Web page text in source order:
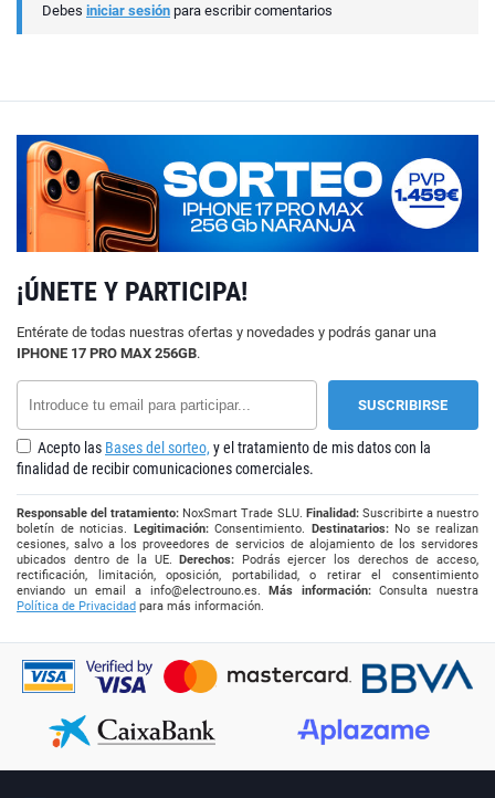
Debes iniciar sesión para escribir comentarios
¡ÚNETE Y PARTICIPA!
Entérate de todas nuestras ofertas y novedades y podrás ganar una
IPHONE 17 PRO MAX 256GB.
Acepto las Bases del sorteo, y el tratamiento de mis datos con la
finalidad de recibir comunicaciones comerciales.
Responsable del tratamiento: NoxSmart Trade SLU. Finalidad:Suscribirte a nuestro
boletín de noticias. Legitimación:Consentimiento. Destinatarios:No se realizan
cesiones, salvo a los proveedores de servicios de alojamiento de los servidores
ubicados dentro de la UE.Derechos: Podrás ejercer los derechos de acceso,
rectificación, limitación, oposición, portabilidad, o retirar el consentimiento
enviando un email a info@electrouno.es.Más información:Consulta nuestra
Política de Privacidad para más información.